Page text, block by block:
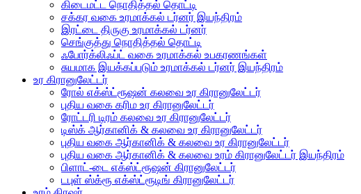
கிடைமட்ட நொதித்தல் தொட்டி
சக்கர வகை உரமாக்கல் டர்னர் இயந்திரம்
இரட்டை திருகு உரமாக்கல் டர்னர்
செங்குத்து நொதித்தல் தொட்டி
ஃபோர்க்லிஃப்ட் வகை உரமாக்கல் உபகரணங்கள்
சுயமாக இயக்கப்படும் உரமாக்கல் டர்னர் இயந்திரம்
உர கிரானுலேட்டர்
ரோல் எக்ஸ்ட்ரூஷன் கலவை உர கிரானுலேட்டர்
புதிய வகை கரிம உர கிரானுலேட்டர்
ரோட்டரி டிரம் கலவை உர கிரானுலேட்டர்
டிஸ்க் ஆர்கானிக் & கலவை உர கிரானுலேட்டர்
புதிய வகை ஆர்கானிக் & கலவை உர கிரானுலேட்டர்
புதிய வகை ஆர்கானிக் & கலவை உரம் கிரானுலேட்டர் இயந்திரம்
பிளாட்-டை எக்ஸ்ட்ரூஷன் கிரானுலேட்டர்
டபுள் ஸ்க்ரூ எக்ஸ்ட்ரூடிங் கிரானுலேட்டர்